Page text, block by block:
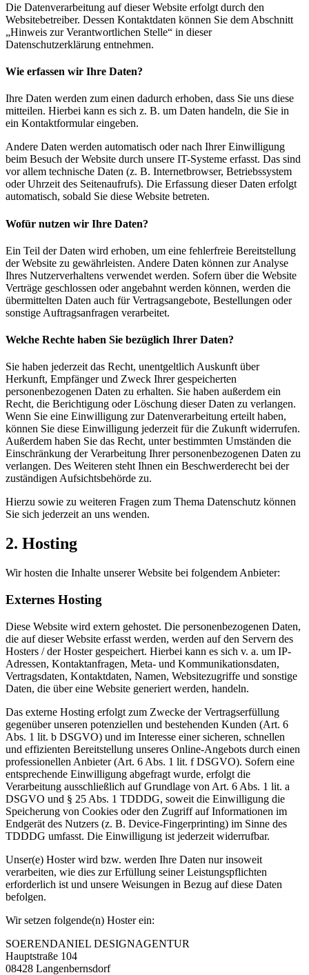
Die Datenverarbeitung auf dieser Website erfolgt durch den
Websitebetreiber. Dessen Kontaktdaten können Sie dem Abschnitt
„Hinweis zur Verantwortlichen Stelle“ in dieser
Datenschutzerklärung entnehmen.
Wie erfassen wir Ihre Daten?
Ihre Daten werden zum einen dadurch erhoben, dass Sie uns diese
mitteilen. Hierbei kann es sich z. B. um Daten handeln, die Sie in
ein Kontaktformular eingeben.
Andere Daten werden automatisch oder nach Ihrer Einwilligung
beim Besuch der Website durch unsere IT-Systeme erfasst. Das sind
vor allem technische Daten (z. B. Internetbrowser, Betriebssystem
oder Uhrzeit des Seitenaufrufs). Die Erfassung dieser Daten erfolgt
automatisch, sobald Sie diese Website betreten.
Wofür nutzen wir Ihre Daten?
Ein Teil der Daten wird erhoben, um eine fehlerfreie Bereitstellung
der Website zu gewährleisten. Andere Daten können zur Analyse
Ihres Nutzerverhaltens verwendet werden. Sofern über die Website
Verträge geschlossen oder angebahnt werden können, werden die
übermittelten Daten auch für Vertragsangebote, Bestellungen oder
sonstige Auftragsanfragen verarbeitet.
Welche Rechte haben Sie bezüglich Ihrer Daten?
Sie haben jederzeit das Recht, unentgeltlich Auskunft über
Herkunft, Empfänger und Zweck Ihrer gespeicherten
personenbezogenen Daten zu erhalten. Sie haben außerdem ein
Recht, die Berichtigung oder Löschung dieser Daten zu verlangen.
Wenn Sie eine Einwilligung zur Datenverarbeitung erteilt haben,
können Sie diese Einwilligung jederzeit für die Zukunft widerrufen.
Außerdem haben Sie das Recht, unter bestimmten Umständen die
Einschränkung der Verarbeitung Ihrer personenbezogenen Daten zu
verlangen. Des Weiteren steht Ihnen ein Beschwerderecht bei der
zuständigen Aufsichtsbehörde zu.
Hierzu sowie zu weiteren Fragen zum Thema Datenschutz können
Sie sich jederzeit an uns wenden.
2. Hosting
Wir hosten die Inhalte unserer Website bei folgendem Anbieter:
Externes Hosting
Diese Website wird extern gehostet. Die personenbezogenen Daten,
die auf dieser Website erfasst werden, werden auf den Servern des
Hosters / der Hoster gespeichert. Hierbei kann es sich v. a. um IP-
Adressen, Kontaktanfragen, Meta- und Kommunikationsdaten,
Vertragsdaten, Kontaktdaten, Namen, Websitezugriffe und sonstige
Daten, die über eine Website generiert werden, handeln.
Das externe Hosting erfolgt zum Zwecke der Vertragserfüllung
gegenüber unseren potenziellen und bestehenden Kunden (Art. 6
Abs. 1 lit. b DSGVO) und im Interesse einer sicheren, schnellen
und effizienten Bereitstellung unseres Online-Angebots durch einen
professionellen Anbieter (Art. 6 Abs. 1 lit. f DSGVO). Sofern eine
entsprechende Einwilligung abgefragt wurde, erfolgt die
Verarbeitung ausschließlich auf Grundlage von Art. 6 Abs. 1 lit. a
DSGVO und § 25 Abs. 1 TDDDG, soweit die Einwilligung die
Speicherung von Cookies oder den Zugriff auf Informationen im
Endgerät des Nutzers (z. B. Device-Fingerprinting) im Sinne des
TDDDG umfasst. Die Einwilligung ist jederzeit widerrufbar.
Unser(e) Hoster wird bzw. werden Ihre Daten nur insoweit
verarbeiten, wie dies zur Erfüllung seiner Leistungspflichten
erforderlich ist und unsere Weisungen in Bezug auf diese Daten
befolgen.
Wir setzen folgende(n) Hoster ein:
SOERENDANIEL DESIGNAGENTUR
Hauptstraße 104
08428 Langenbernsdorf